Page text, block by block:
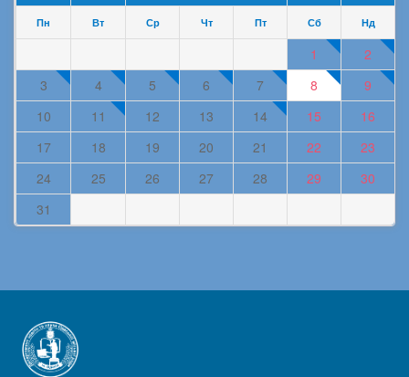
Пн Вт Ср Чт Пт Сб Нд
1
2
3
4 5 6 7 8
9
10
11 12 13 14 15
16
17
18 19 20 21 22
23
24
25 26 27 28 29
30
31